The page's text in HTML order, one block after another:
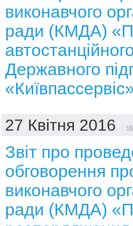
виконавчого
ради (КМДА)
Державного
27 Квітня 2016
Звіт про
обговорення
виконавчого
ради (КМДА)